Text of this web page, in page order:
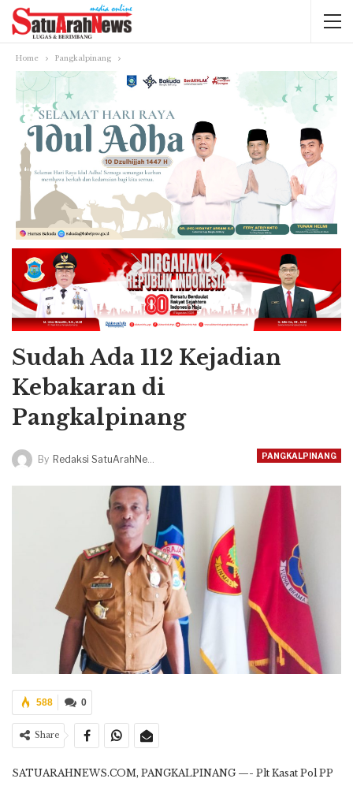
Home Pangkalpinang
Sudah Ada 112 Kejadian
Kebakaran di
Pangkalpinang
PANGKALPINANG
By Redaksi SatuArahNews
0
588
Share
SATUARAHNEWS.COM, PANGKALPINANG —- Plt Kasat Pol PP